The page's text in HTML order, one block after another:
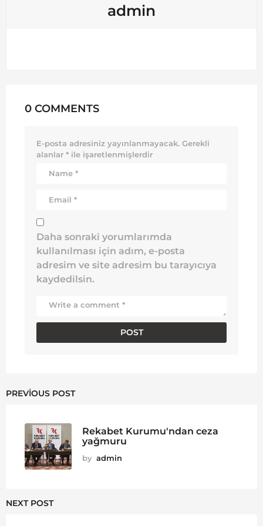
admin
0 COMMENTS
E-posta adresiniz yayınlanmayacak. Gerekli
alanlar * ile işaretlenmişlerdir
Daha sonraki yorumlarımda
kullanılması için adım, e-posta
adresim ve site adresim bu tarayıcıya
kaydedilsin.
PREVIOUS POST
Rekabet Kurumu'ndan ceza
yağmuru
by admin
NEXT POST